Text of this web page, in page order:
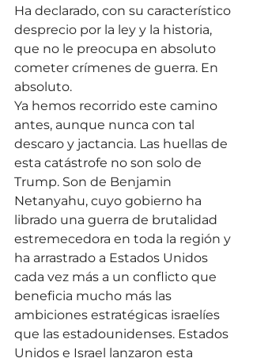
Ha declarado, con su característico
desprecio por la ley y la historia,
que no le preocupa en absoluto
cometer crímenes de guerra. En
absoluto.
Ya hemos recorrido este camino
antes, aunque nunca con tal
descaro y jactancia. Las huellas de
esta catástrofe no son solo de
Trump. Son de Benjamin
Netanyahu, cuyo gobierno ha
librado una guerra de brutalidad
estremecedora en toda la región y
ha arrastrado a Estados Unidos
cada vez más a un conflicto que
beneficia mucho más las
ambiciones estratégicas israelíes
que las estadounidenses. Estados
Unidos e Israel lanzaron esta